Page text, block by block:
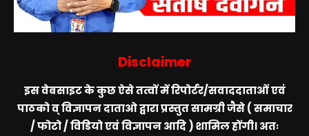
Disclaimer
इस वेबसाइट के कुछ ऐसे तत्वों में रिपोर्टर/सवाददाताओं एवं
पाठको व् विज्ञापन दाताओ द्वारा प्रस्तुत सामग्री जैसे ( समाचार
/ फोटो / विडियो एवं विज्ञापन आदि ) शामिल होंगी। अतः